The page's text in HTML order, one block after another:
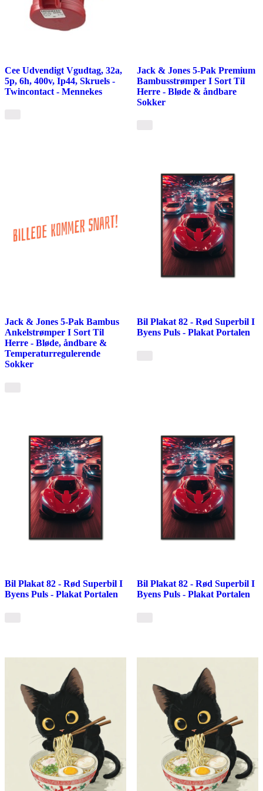
Cee Udvendigt Vgudtag, 32a,
5p, 6h, 400v, Ip44, Skruels -
Twincontact - Mennekes
Jack & Jones 5-Pak Premium
Bambusstrømper I Sort Til
Herre - Bløde & åndbare
Sokker
Jack & Jones 5-Pak Bambus
Ankelstrømper I Sort Til
Herre - Bløde, åndbare &
Temperaturregulerende
Sokker
Bil Plakat 82 - Rød Superbil I
Byens Puls - Plakat Portalen
Bil Plakat 82 - Rød Superbil I
Byens Puls - Plakat Portalen
Bil Plakat 82 - Rød Superbil I
Byens Puls - Plakat Portalen